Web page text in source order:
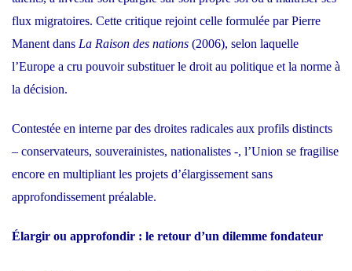
flux migratoires. Cette critique rejoint celle formulée par Pierre
Manent dans La Raison des nations (2006), selon laquelle
l’Europe a cru pouvoir substituer le droit au politique et la norme à
la décision.
Contestée en interne par des droites radicales aux profils distincts
– conservateurs, souverainistes, nationalistes -, l’Union se fragilise
encore en multipliant les projets d’élargissement sans
approfondissement préalable.
Élargir ou approfondir : le retour d’un dilemme fondateur